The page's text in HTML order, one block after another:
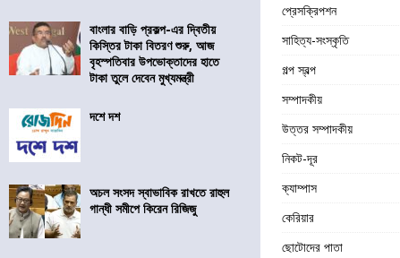
বাংলার বাড়ি প্রকল্প-এর দ্বিতীয়
কিস্তির টাকা বিতরণ শুরু, আজ
বৃহস্পতিবার উপভোক্তাদের হাতে
টাকা তুলে দেবেন মুখ্যমন্ত্রী
দশে দশ
অচল সংসদ স্বাভাবিক রাখতে রাহুল
গান্ধী সমীপে কিরেন রিজিজু
প্রেসক্রিপশন
সাহিত্য-সংস্কৃতি
গল্প স্বল্প
সম্পাদকীয়
উত্তর সম্পাদকীয়
নিকট-দূর
ক্যাম্পাস
কেরিয়ার
ছোটোদের পাতা